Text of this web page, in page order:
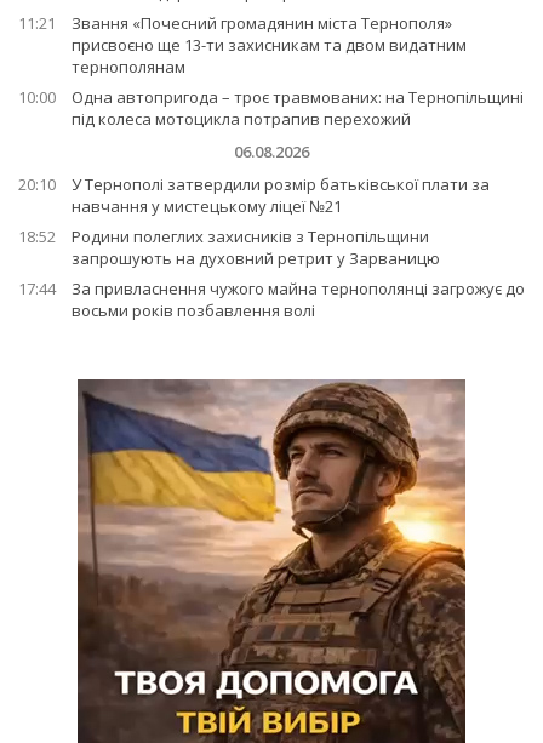
11:21
Звання «Почесний громадянин міста Тернополя»
присвоєно ще 13-ти захисникам та двом видатним
тернополянам
10:00
Одна автопригода – троє травмованих: на Тернопільщині
під колеса мотоцикла потрапив перехожий
06.08.2026
20:10
У Тернополі затвердили розмір батьківської плати за
навчання у мистецькому ліцеї №21
18:52
Родини полеглих захисників з Тернопільщини
запрошують на духовний ретрит у Зарваницю
17:44
За привласнення чужого майна тернополянці загрожує до
восьми років позбавлення волі